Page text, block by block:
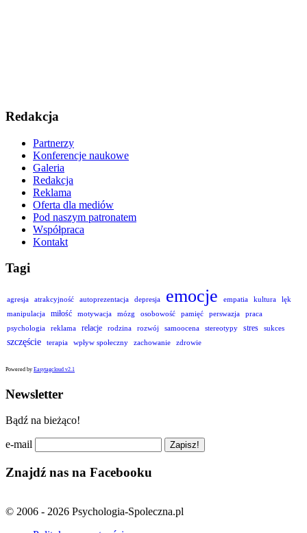
Redakcja
Partnerzy
Konferencje naukowe
Galeria
Redakcja
Reklama
Oferta dla mediów
Pod naszym patronatem
Współpraca
Kontakt
Tagi
agresja atrakcyjność autoprezentacja depresja emocje empatia kultura
lęk
manipulacja
miłość motywacja mózg osobowość pamięć perswazja
praca
psychologia
reklama relacje rodzina rozwój samoocena stereotypy stres sukces
szczęście terapia wpływ społeczny zachowanie zdrowie
Powered by Easytagcloud v2.1
Newsletter
Bądź na bieżąco!
e-mail
Znajdź nas na Facebooku
© 2006 - 2026 Psychologia-Spoleczna.pl